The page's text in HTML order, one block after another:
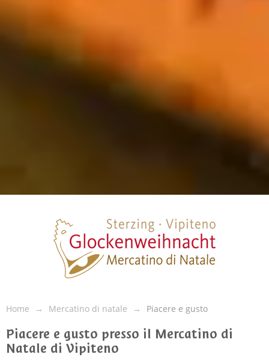
Home Mercatino di natale Piacere e gusto
Piacere e gusto presso il Mercatino di
Natale di Vipiteno